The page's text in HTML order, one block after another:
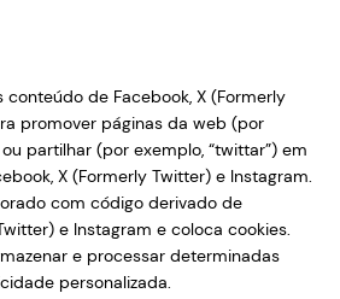
conteúdo de Facebook, X (Formerly
promover páginas da web (por
ou partilhar (por exemplo, “twittar”) em
X (Formerly Twitter) e Instagram.
com código derivado de
e Instagram e coloca cookies.
e processar determinadas
personalizada.